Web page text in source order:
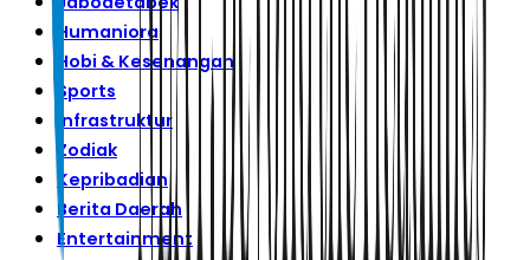
Humaniora
Hobi & Kesenangan
Sports
Infrastruktur
Zodiak
Kepribadian
Berita Daerah
Entertainment